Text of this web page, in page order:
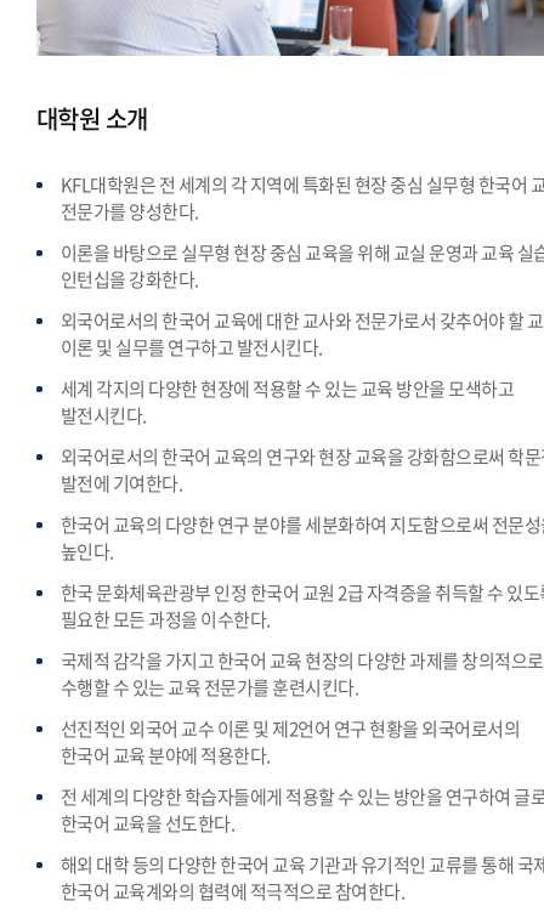
대학원 소개
KFL대학원은 전 세계의 각 지역에 특화된 현장 중심 실무형 한국어
전문가를 양성한다.
이론을 바탕으로 실무형 현장 중심 교육을 위해 교실 운영과 교육 실
인턴십을 강화한다.
외국어로서의 한국어 교육에 대한 교사와 전문가로서 갖추어야 할
이론 및 실무를 연구하고 발전시킨다.
세계 각지의 다양한 현장에 적용할 수 있는 교육 방안을 모색하고
발전시킨다.
외국어로서의 한국어 교육의 연구와 현장 교육을 강화함으로써 학
발전에 기여한다.
한국어 교육의 다양한 연구 분야를 세분화하여 지도함으로써 전문
높인다.
한국 문화체육관광부 인정 한국어 교원 2급 자격증을 취득할 수 있
필요한 모든 과정을 이수한다.
국제적 감각을 가지고 한국어 교육 현장의 다양한 과제를 창의적으로
수행할 수 있는 교육 전문가를 훈련시킨다.
선진적인 외국어 교수 이론 및 제2언어 연구 현황을 외국어로서의
한국어 교육 분야에 적용한다.
전 세계의 다양한 학습자들에게 적용할 수 있는 방안을 연구하여 글
한국어 교육을 선도한다.
해외 대학 등의 다양한 한국어 교육 기관과 유기적인 교류를 통해 국
한국어 교육계와의 협력에 적극적으로 참여한다.